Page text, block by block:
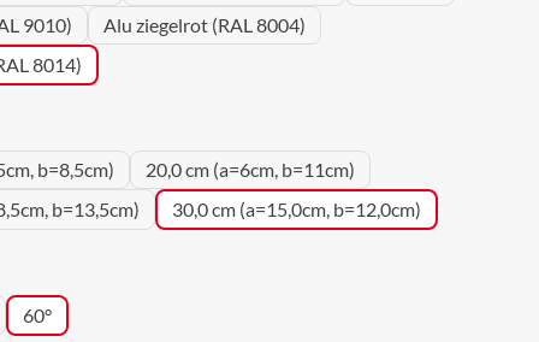
9010)
Alu ziegelrot (RAL 8004)
8014)
b=8,5cm)
20,0 cm (a=6cm, b=11cm)
b=13,5cm)
30,0 cm (a=15,0cm, b=12,0cm)
60°